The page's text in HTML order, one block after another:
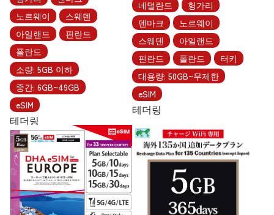
노르웨이
스웨덴
아일랜드
핀란드
폴란드
소량: 5GB 이하
중간: 6GB~49GB
eSIM
테더링
네덜란드
헝가리
덴마크
노르웨이
스웨덴
아일랜드
핀란드
폴란드
터키
대용량: 50GB~무제한
eSIM
테더링